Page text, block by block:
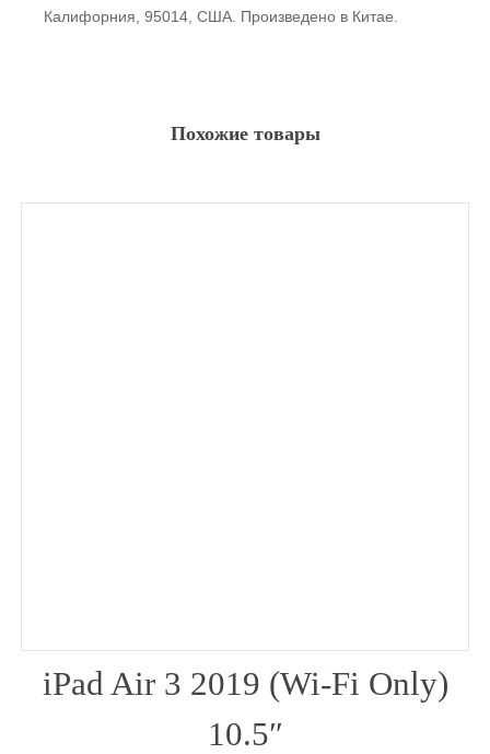
Калифорния, 95014, США. Произведено в Китае.
Похожие товары
iPad Air 3 2019 (Wi-Fi Only)
10.5″